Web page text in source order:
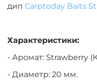
Диаметр:
‍899‍
дип Carptoday Baits
Характеристики:
- Аромат: Strawberry
- Диаметр: 20 мм.